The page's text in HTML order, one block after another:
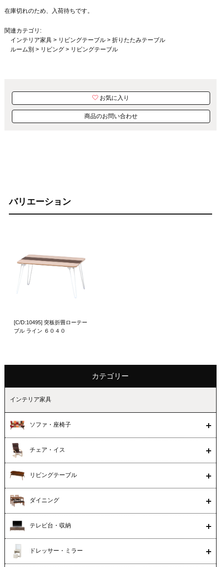
在庫切れのため、入荷待ちです。
関連カテゴリ:
インテリア家具> リビングテーブル> 折りたたみテーブル
ルーム別 > リビング> リビングテーブル
お気に入り
商品のお問い合わせ
バリエーション
[C/D:10495] 突板折畳ローテー
ブル ライン ６０４０
カテゴリー
インテリア家具
ソファ・座椅子
チェア・イス
リビングテーブル
ダイニング
テレビ台・収納
ドレッサー・ミラー